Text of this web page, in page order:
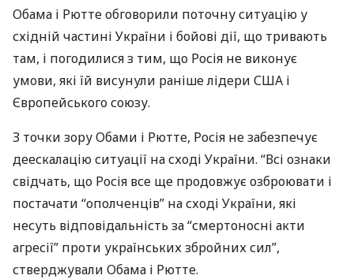
Обама і Рютте обговорили поточну ситуацію у
східній частині України і бойові дії, що тривають
там, і погодилися з тим, що Росія не виконує
умови, які їй висунули раніше лідери США і
Європейського союзу.
З точки зору Обами і Рютте, Росія не забезпечує
деескалацію ситуації на сході України. “Всі ознаки
свідчать, що Росія все ще продовжує озброювати і
постачати “ополченців” на сході України, які
несуть відповідальність за “смертоносні акти
агресії” проти українських збройних сил”,
стверджували Обама і Рютте.